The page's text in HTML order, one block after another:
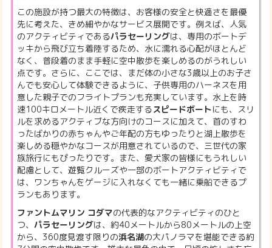
この施設が持つ最大の特徴は、お客様の安全と快適さを最優
先に考えた、きめ細やかなサービス展開です。例えば、人気
のアクティビティであるパラセーリングは、専用のボートデ
ッキから飛び立ち着陸するため、水に濡れる心配がほとんど
なく、普段着のまま手軽に空中散歩を楽しめるのがうれしい
点です。さらに、ここでは、まだ体の小さな3歳以上のお子さ
んでも安心して体験できるように、子供専用のハーネスを用
意した親子でのフライトプランも充実しています。水上を時
速100キロメートル近くで疾走する スピードボートにも、スリ
ルを求めるアクティブな方向けのコースに加えて、首のすわ
ったばかりの赤ちゃんやご年配の方もゆったりと湖上散歩を
楽しめる穏やかなコースが用意されているので、三世代の家
族旅行にもぴったりです。また、愛犬家の皆様にもうれしい
配慮として、遊覧クルーズや一部のボートアクティビティで
は、ワンちゃんをゲージに入れなくても一緒に乗船できるプ
ランもあります。
ファントムマリン コダマの代表的なアクティビティのひと
つ、パラセーリングは、約40メートルから80メートルの上空
から、360度見渡す限りの浜名湖の大パノラマを堪能できる約